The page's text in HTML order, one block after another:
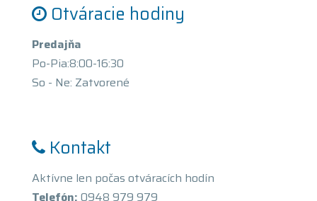
Otváracie hodiny
Predajňa
Po-Pia:8:00-16:30
So - Ne: Zatvorené
Kontakt
Aktívne len počas otváracích hodín
Telefón: 0948 979 979